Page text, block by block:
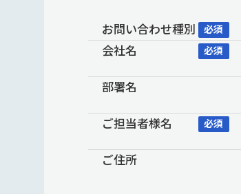
お問い合わせ種別 必須
会社名 必須
部署名
ご担当者様名 必須
ご住所